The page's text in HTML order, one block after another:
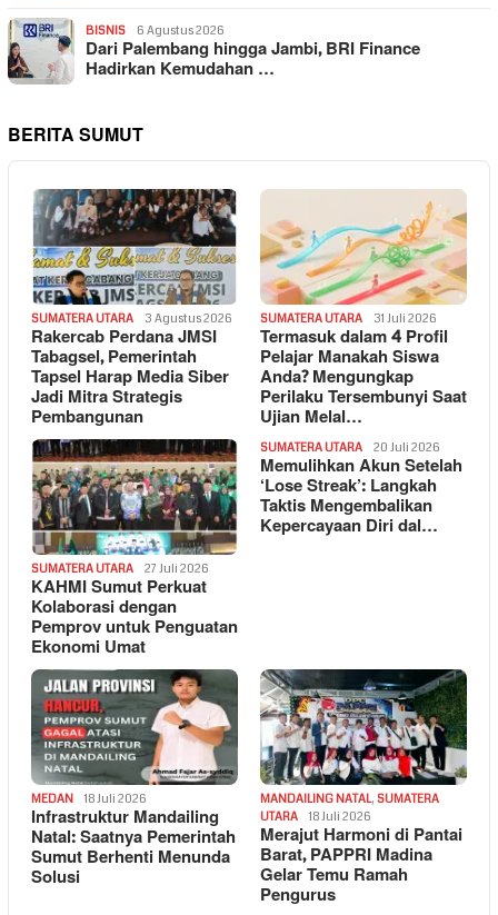
BISNIS 6 Agustus 2026
Dari Palembang hingga Jambi, BRI Finance
Hadirkan Kemudahan …
BERITA SUMUT
SUMATERA UTARA 3 Agustus 2026
Rakercab Perdana JMSI
Tabagsel, Pemerintah
Tapsel Harap Media Siber
Jadi Mitra Strategis
Pembangunan
SUMATERA UTARA 31 Juli 2026
Termasuk dalam 4 Profil
Pelajar Manakah Siswa
Anda? Mengungkap
Perilaku Tersembunyi Saat
Ujian Melal…
SUMATERA UTARA 27 Juli 2026
KAHMI Sumut Perkuat
Kolaborasi dengan
Pemprov untuk Penguatan
Ekonomi Umat
SUMATERA UTARA 20 Juli 2026
Memulihkan Akun Setelah
‘Lose Streak’: Langkah
Taktis Mengembalikan
Kepercayaan Diri dal…
MEDAN 18 Juli 2026
Infrastruktur Mandailing
Natal: Saatnya Pemerintah
Sumut Berhenti Menunda
Solusi
MANDAILING NATAL, SUMATERA
UTARA
18 Juli 2026
Merajut Harmoni di Pantai
Barat, PAPPRI Madina
Gelar Temu Ramah
Pengurus